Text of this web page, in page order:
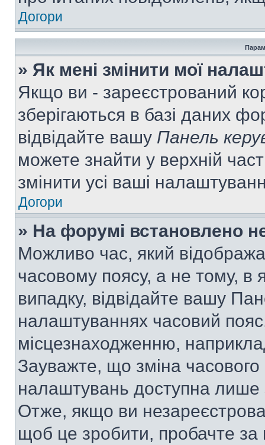
Догори
» Як мені змінити мої
Якщо ви - зареєстрований
зберігаються в базі даних
відвідайте вашу Панель
можете знайти у верхній
змінити усі ваші
Догори
» На форумі встановлено
Можливо час, який
часовому поясу, а не тому, в
випадку, відвідайте вашу
налаштуваннях часовий
місцезнаходженню,
Зауважте, що зміна часового
налаштувань доступна лише
Отже, якщо ви
щоб це зробити, пробачте за